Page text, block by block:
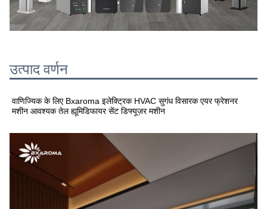
उत्पाद वर्णन
वाणिज्यिक के लिए Bxaroma इलेक्ट्रिक HVAC सुगंध विसारक एयर फ्रेशनर
मशीन आवश्यक तेल ह्यूमिडिफायर सेंट डिफ्यूज़र मशीन